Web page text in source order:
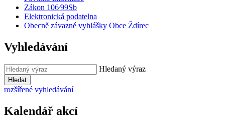
Zákon 106⁄99Sb
Elektronická podatelna
Obecně závazné vyhlášky Obce Ždírec
Vyhledávání
Hledaný výraz
Hledat
rozšířené vyhledávání
Kalendář akcí